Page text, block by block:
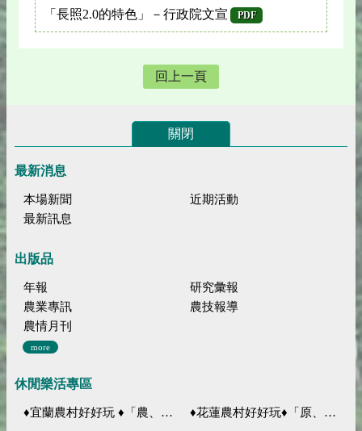
「長照2.0的特色」－行政院文宣 PDF
回上一頁
關閉
最新消息
本場新聞
近期活動
最新訊息
出版品
年報
研究彙報
農業專訊
農技報導
農情月刊
more
休閒樂活專區
♦宜蘭農村好好玩 ♦「農、藝、山、水」四條遊程推薦 ♦花蓮農村好好玩♦「原、生、慢、活」四條遊程推薦